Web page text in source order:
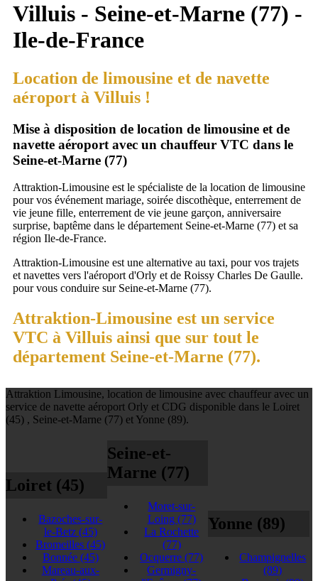
Villuis - Seine-et-Marne (77) -
Ile-de-France
Location de limousine et de navette
aéroport à Villuis !
Mise à disposition de location de limousine et de
navette aéroport avec un chauffeur VTC dans le
Seine-et-Marne (77)
Attraktion-Limousine est le spécialiste de la location de limousine
pour vos événement mariage, soirée discothèque, enterrement de
vie jeune fille, enterrement de vie jeune garçon, anniversaire
surprise, baptême dans le département Seine-et-Marne (77) et sa
région Ile-de-France.
Attraktion-Limousine est une alternative au taxi, pour vos trajets
et navettes vers l'aéroport d'Orly et de Roissy Charles De Gaulle.
pour vous conduire sur Seine-et-Marne (77).
Attraktion-Limousine est un service
VTC à Villuis ainsi que sur tout le
département Seine-et-Marne (77).
Attraktion Limousine, location de limousine avec chauffeur avec un
service de navette aéroport Orly et CDG disponible dans le Loiret
(45) , Seine-et-Marne (77) et Yonne (89).
Loiret (45)
Bazoches-sur-
le-Betz (45)
Bromeilles(45)
Bonnée (45)
Mareau-aux-
Seine-et-
Marne (77)
Moret-sur-
Loing (77)
La Rochette
(77)
Ocquerre(77)
Germigny-
Yonne (89)
Champignelles
(89)